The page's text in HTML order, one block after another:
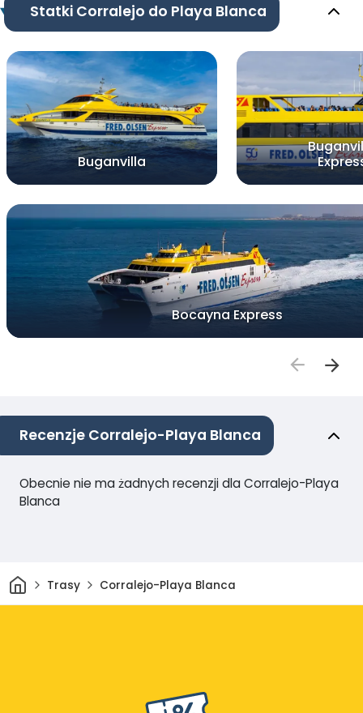
Statki Corralejo do Playa Blanca
Buganvilla
Bocayna Express
Recenzje Corralejo-Playa Blanca
Obecnie nie ma żadnych recenzji dla Corralejo-Playa
Blanca
DomTrasy Corralejo-Playa Blanca